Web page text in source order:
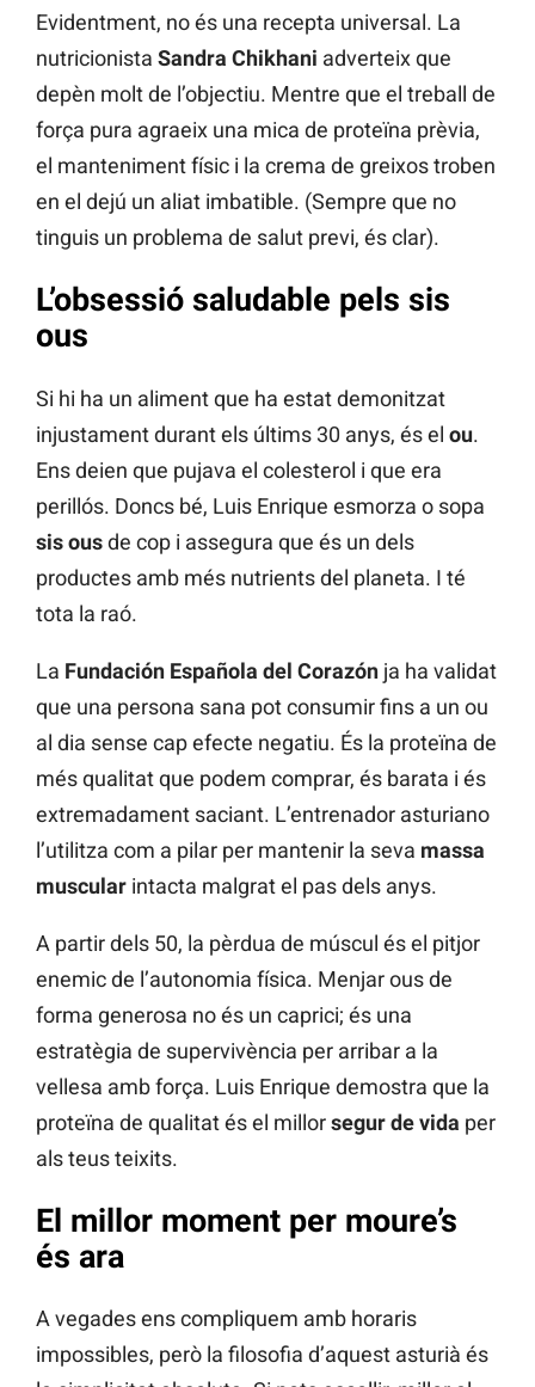
Evidentment, no és una recepta universal. La
nutricionista Sandra Chikhani adverteix que
depèn molt de l’objectiu. Mentre que el treball de
força pura agraeix una mica de proteïna prèvia,
el manteniment físic i la crema de greixos troben
en el dejú un aliat imbatible. (Sempre que no
tinguis un problema de salut previ, és clar).
L’obsessió saludable pels sis
ous
Si hi ha un aliment que ha estat demonitzat
injustament durant els últims 30 anys, és el ou.
Ens deien que pujava el colesterol i que era
perillós. Doncs bé, Luis Enrique esmorza o sopa
sis ousde cop i assegura que és un dels
productes amb més nutrients del planeta. I té
tota la raó.
La Fundación Española del Corazón ja ha validat
que una persona sana pot consumir fins a un ou
al dia sense cap efecte negatiu. És la proteïna de
més qualitat que podem comprar, és barata i és
extremadament saciant. L’entrenador asturiano
l’utilitza com a pilar per mantenir la seva massa
muscular intacta malgrat el pas dels anys.
A partir dels 50, la pèrdua de múscul és el pitjor
enemic de l’autonomia física. Menjar ous de
forma generosa no és un caprici; és una
estratègia de supervivència per arribar a la
vellesa amb força. Luis Enrique demostra que la
proteïna de qualitat és el millorsegur de vida per
als teus teixits.
El millor moment per moure’s
és ara
A vegades ens compliquem amb horaris
impossibles, però la filosofia d’aquest asturià és